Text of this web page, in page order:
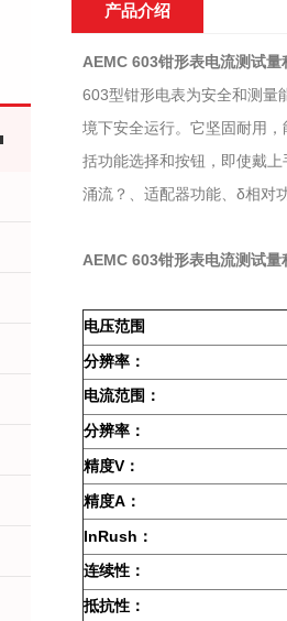
产品介绍
AEMC 603钳形表电流测试
603型钳形电表为安全和测量
境下安全运行。它坚固耐用
括功能选择和按钮，即使戴
涌流？、适配器功能、δ相对
AEMC 603钳形表电流测试
电压范围
分辨率：
电流范围：
分辨率：
精度V ：
精度A ：
InRush ：
连续性：
抵抗性：